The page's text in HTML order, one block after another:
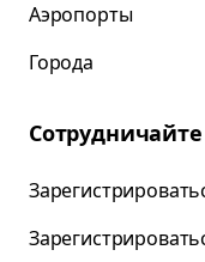
Аэропорты
Города